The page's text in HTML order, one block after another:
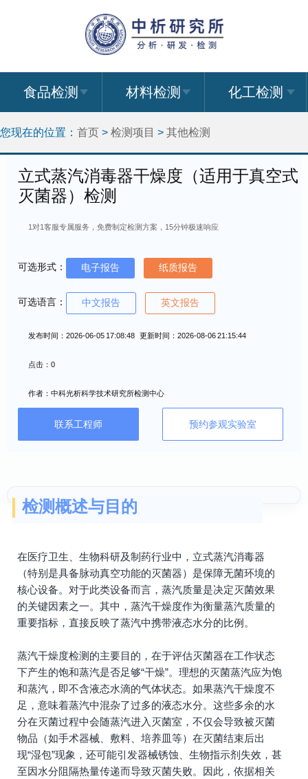
食品检测 材料检测 化工检测
您现在的位置： 首页 > 检测项目 > 其他检测
立式蒸汽消毒器干燥度（适用于真空式
灭菌器）检测
1对1客服专属服务，免费制定检测方案，15分钟极速响应
可选形式： 电子报告 纸质报告
可选语言： 中文报告 英文报告
发布时间：2026-06-05 17:08:48 更新时间：2026-08-06 21:15:44
点击：0
作者：中科光析科学技术研究所检测中心
联系工程师 预约参观实验室
检测概述与目的
在医疗卫生、生物科研及制药行业中，立式蒸汽消毒器
（特别是具备脉动真空功能的灭菌器）是保障无菌环境的
核心设备。对于此类设备而言，蒸汽质量是决定灭菌效果
的关键因素之一。其中，蒸汽干燥度作为衡量蒸汽质量的
重要指标，直接反映了蒸汽中携带液态水分的比例。
蒸汽干燥度检测的主要目的，在于评估灭菌器在工作状态
下产生的饱和蒸汽是否足够“干燥”。理想的灭菌蒸汽应为饱
和蒸汽，即不含液态水滴的气体状态。如果蒸汽干燥度不
足，意味着蒸汽中混杂了过多的液态水分。这些多余的水
分在灭菌过程中会随蒸汽进入灭菌室，不仅会导致被灭菌
物品（如手术器械、敷料、培养皿等）在灭菌结束后出
现“湿包”现象，还可能引发器械锈蚀、生物指示剂失效，甚
至因水分阻隔热量传递而导致灭菌失败。因此，依据相关